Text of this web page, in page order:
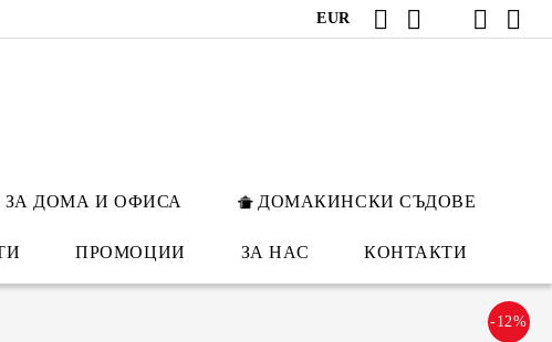
EUR
ЗА ДОМА И ОФИСА ДОМАКИНСКИ СЪДОВЕ
ПРОМОЦИИ ЗА НАС КОНТАКТИ
-12%